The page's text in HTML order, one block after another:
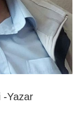
-Yazar